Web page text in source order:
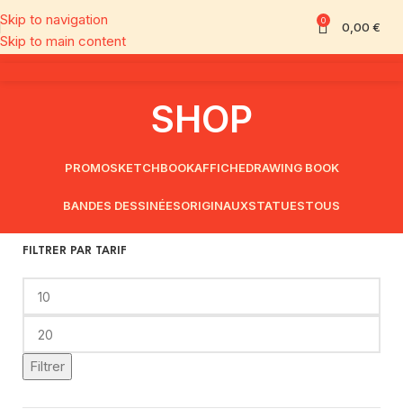
Skip to navigation
Skip to main content
0 0,00 €
SHOP
PROMOSKETCHBOOKAFFICHEDRAWING BOOK
BANDES DESSINÉESORIGINAUXSTATUESTOUS
FILTRER PAR TARIF
Filtrer